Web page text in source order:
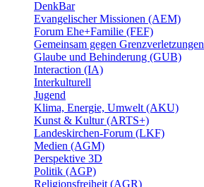
DenkBar
Evangelischer Missionen (AEM)
Forum Ehe+Familie (FEF)
Gemeinsam gegen Grenzverletzungen
Glaube und Behinderung (GUB)
Interaction (IA)
Interkulturell
Jugend
Klima, Energie, Umwelt (AKU)
Kunst & Kultur (ARTS+)
Landeskirchen-Forum (LKF)
Medien (AGM)
Perspektive 3D
Politik (AGP)
Religionsfreiheit (AGR)